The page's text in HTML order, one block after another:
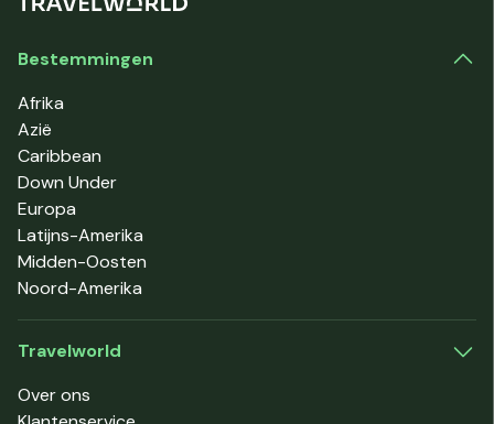
Bestemmingen
Afrika
Azië
Caribbean
Down Under
Europa
Latijns-Amerika
Midden-Oosten
Noord-Amerika
Travelworld
Over ons